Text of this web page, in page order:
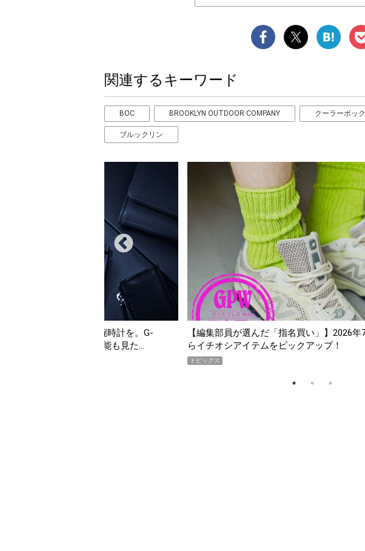
関連するキーワード
BOC BROOKLYN OUTDOOR COMPANY クーラーボッ
ブルックリン
だ「指名買い」】2026年7月掲載記事か
「買って損なし」の極上スマホ5選【
期AWARD】
トピックス